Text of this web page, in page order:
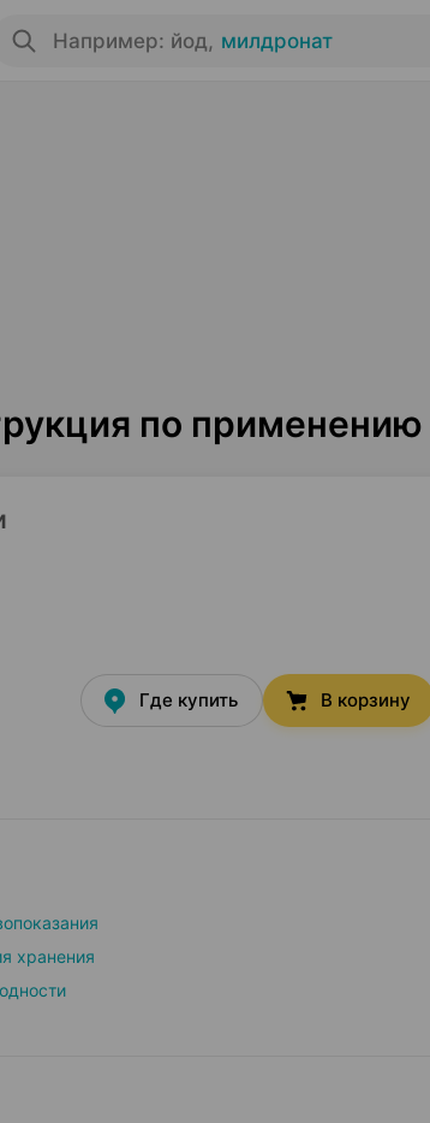
Например: йод, милдронат
по применению
Где купить В корзину
хранения